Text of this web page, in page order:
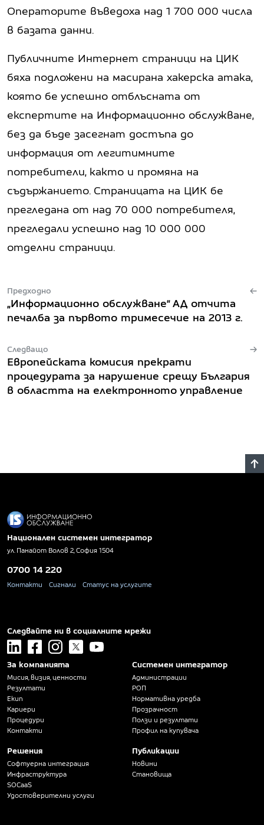
Предходно
„Информационно обслужване” АД отчита
печалба за първото тримесечие на 2013 г.
Следващо
Европейската комисия прекрати
процедурата за нарушение срещу България
в областта на електронното управление
Операторите въведоха над 1 700 000 числа
в базата данни.
Публичните Интернет страници на ЦИК
бяха подложени на масирана хакерска атака,
която бе успешно отблъсната от
експертите на Информационно обслужване,
без да бъде засегнат достъпа до
информация от легитимните
потребители, както и промяна на
съдържанието. Страницата на ЦИК бе
прегледана от над 70 000 потребителя,
прегледали успешно над 10 000 000
отделни страници.
Национален системен интегратор
ул. Панайот Волов 2, София 1504
0700 14 220
Контакти Сигнали Статус на услугите
Следвайте ни в социалните мрежи
linkedin facebookinstagram
x youtube
За компанията
Мисия, визия, ценности
Резултати
Екип
Кариери
Процедури
Контакти
Решения
Софтуерна интеграция
Инфраструктура
SOCaaS
Удостоверителни услуги
Системен интегратор
Администрации
РОП
Нормативна уредба
Прозрачност
Ползи и резултати
Профил на купувача
Публикации
Новини
Становища